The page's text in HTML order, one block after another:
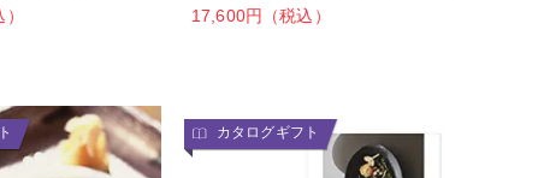
17,600円（税込）
カタログギフト